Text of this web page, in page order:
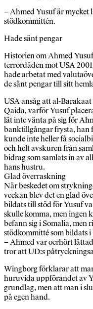
– Ahmed Yusuf är mycket
stödkommittén.
Hade sänt pengar
Historien om Ahmed
terrordåden mot USA
hade arbetat med
de sänt pengar till sitt
USA ansåg att al-
Qaida, varför Yusuf
lät inte vänta på sig för
banktillgångar frysta, han
kunde inte heller få
och helt avskuren från
bidrag som samlats in av
hans hustru.
Glad överraskning
När beskedet om
veckan blev det en glad
bildats till stöd för Yusuf
skulle komma, men ingen
befann sig i Somalia, men
stödkommitté som bildats
– Ahmed var oerhört
tror att UD:s
Wingborg förklarar att
huruvida uppförandet av
grundlag, men att man i
på egen hand.